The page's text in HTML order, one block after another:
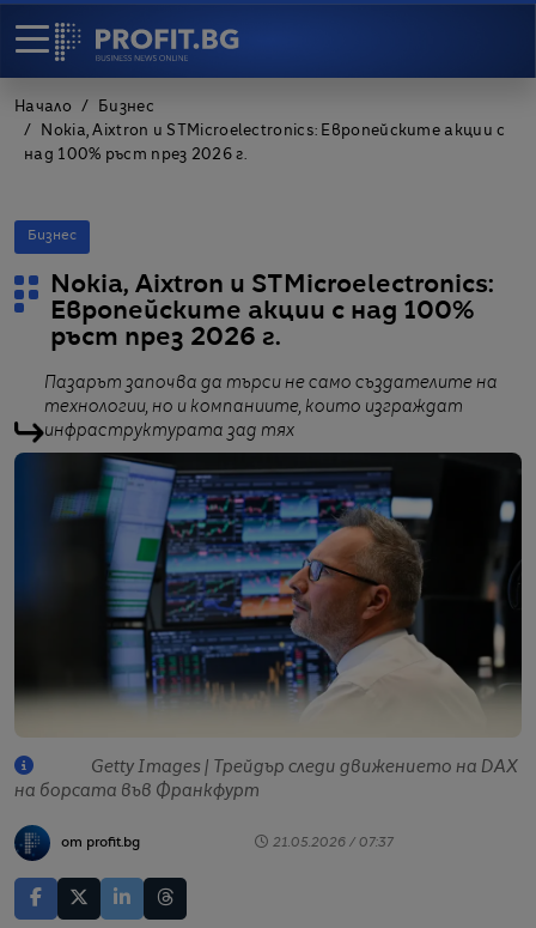
Начало
Бизнес
Nokia, Aixtron и STMicroelectronics: Европейските акции с
над 100% ръст през 2026 г.
Бизнес
Nokia, Aixtron и STMicroelectronics:
Европейските акции с над 100%
ръст през 2026 г.
Пазарът започва да търси не само създателите на
технологии, но и компаниите, които изграждат
инфраструктурата зад тях
Getty Images | Трейдър следи движението на DAX
на борсата във Франкфурт
от profit.bg 21.05.2026 / 07:37